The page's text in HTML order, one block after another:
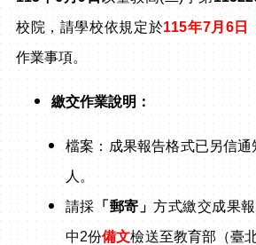
校院，請學校依規定於115年7月6日
作業事項。
繳交作業說明：
檔案：成果報告格式已另信
人。
請採 「郵寄」方式繳交成果
中2份備文檢送至教育部（臺